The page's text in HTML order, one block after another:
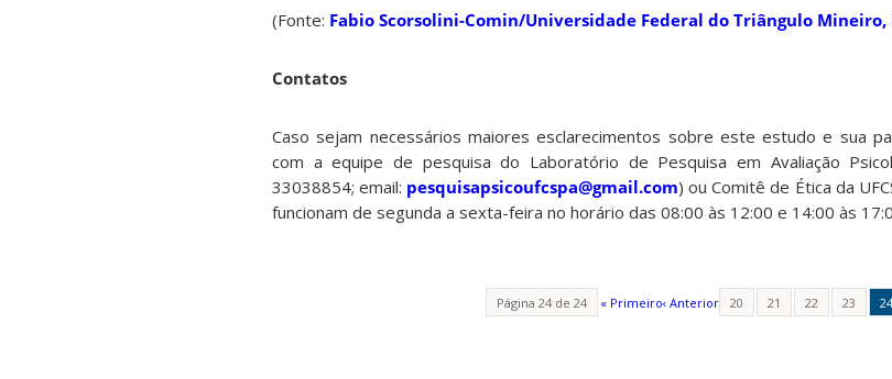
(Fonte: Fabio Scorsolini-Comin/Universidade Federal do Triângulo Mineiro,
Contatos
Caso sejam necessários maiores esclarecimentos sobre este estudo e sua
com a equipe de pesquisa do Laboratório de Pesquisa em Avaliação
33038854; email: pesquisapsicoufcspa@gmail.com) ou Comitê de Ética da
funcionam de segunda a sexta-feira no horário das 08:00 às 12:00 e 14:00 às
Página 24 de 24 « Primeiro‹ Anterior 20 21 22 23 24